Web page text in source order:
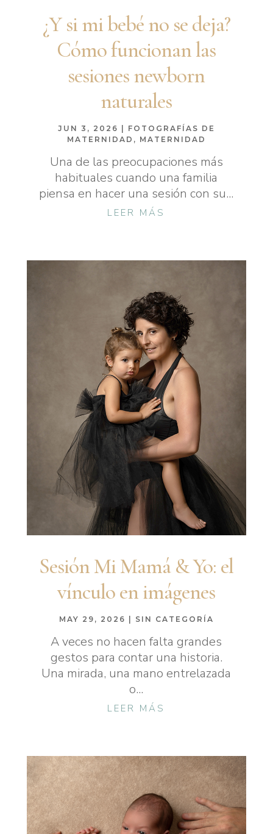
¿Y si mi bebé no se deja?
Cómo funcionan las
sesiones newborn
naturales
JUN 3, 2026 | FOTOGRAFÍAS DE
MATERNIDAD , MATERNIDAD
Una de las preocupaciones más
habituales cuando una familia
piensa en hacer una sesión con su...
LEER MÁS
Sesión Mi Mamá & Yo: el
vínculo en imágenes
MAY 29, 2026 | SIN CATEGORÍA
A veces no hacen falta grandes
gestos para contar una historia.
Una mirada, una mano entrelazada
o...
LEER MÁS